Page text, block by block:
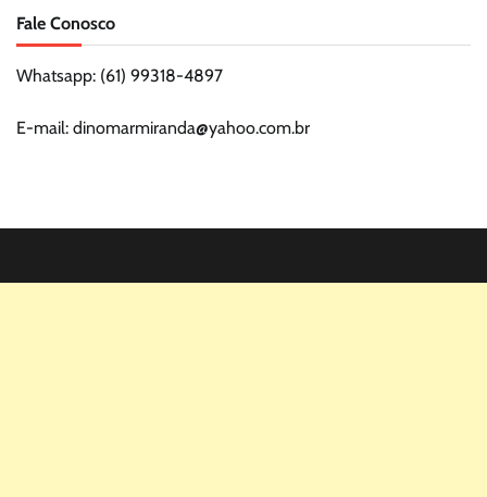
Fale Conosco
Whatsapp: (61) 99318-4897
E-mail: dinomarmiranda@yahoo.com.br